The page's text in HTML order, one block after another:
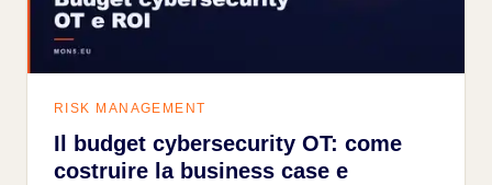
RISK MANAGEMENT
Il budget cybersecurity OT: come
costruire la business case e